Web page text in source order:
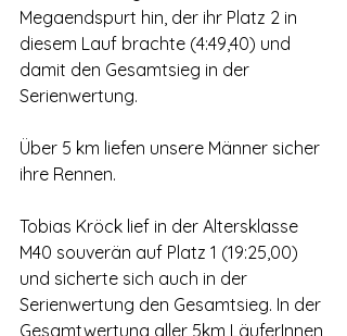
Megaendspurt hin, der ihr Platz 2 in
diesem Lauf brachte (4:49,40) und
damit den Gesamtsieg in der
Serienwertung.
Über 5 km liefen unsere Männer sicher
ihre Rennen.
Tobias Kröck lief in der Altersklasse
M40 souverän auf Platz 1 (19:25,00)
und sicherte sich auch in der
Serienwertung den Gesamtsieg. In der
Gesamtwertung aller 5km LäuferInnen